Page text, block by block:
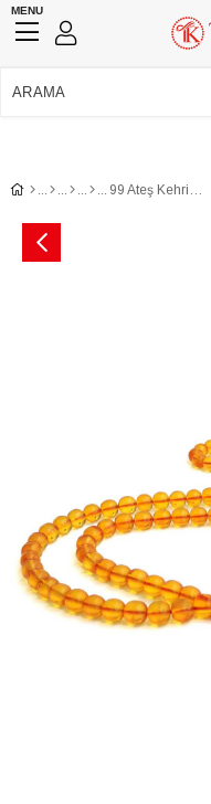
MENU
99 Ateş Kehribar Namaz Tesbihi Günlük Kullanıma